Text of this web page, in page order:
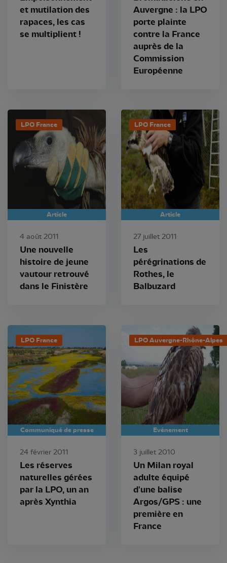
et mutilation des
rapaces, les cas
se multiplient !
Auvergne : la LPO
porte plainte
contre la France
auprès de la
Commission
Européenne
LPO France
Article
4 août 2011
Une nouvelle
histoire de jeune
vautour retrouvé
dans le Finistère
LPO France
Article
27 juillet 2011
Les
pérégrinations de
Rothes, le
Balbuzard
LPO France
Communiqué de presse
24 février 2011
Les réserves
naturelles gérées
par la LPO, un an
après Xynthia
LPO Auvergne-Rhône-Alpes
Evénement
3 juillet 2010
Un Milan royal
adulte équipé
d'une balise
Argos/GPS : une
première en
France